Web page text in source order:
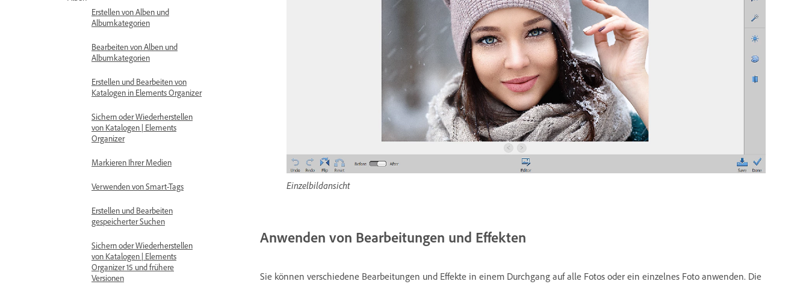
Erstellen von Alben und
Albumkategorien
Bearbeiten von Alben und
Albumkategorien
Erstellen und Bearbeiten von
Katalogen in Elements Organizer
Sichern oder Wiederherstellen
von Katalogen | Elements
Organizer
Markieren Ihrer Medien
Verwenden von Smart-Tags
Erstellen und Bearbeiten
gespeicherter Suchen
Sichern oder Wiederherstellen
von Katalogen | Elements
Organizer 15 und frühere
Versionen
Einzelbildansicht
Anwenden von Bearbeitungen und Effekten
Sie können verschiedene Bearbeitungen und Effekte in einem Durchgang auf alle Fotos oder ein einzelnes Foto anwenden. Die